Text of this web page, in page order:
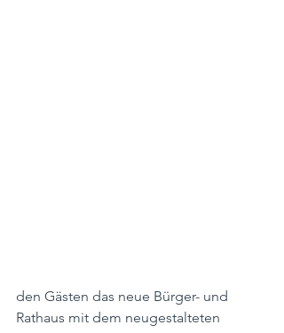
den Gästen das neue Bürger- und
Rathaus mit dem neugestalteten